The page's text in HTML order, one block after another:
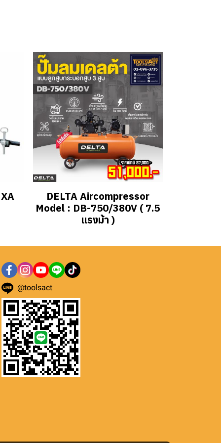
DELTA Aircompressor
Model : DB-750/380V ( 7.5
แรงม้า )
@toolsact